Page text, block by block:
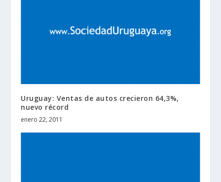
Uruguay: Ventas de autos crecieron 64,3%,
nuevo récord
enero 22, 2011